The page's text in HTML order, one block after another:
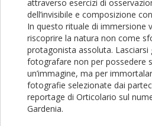
attraverso esercizi di
dell’invisibile e composizione
In questo rituale di immersione
riscoprire la natura non come
protagonista assoluta. Lasciarsi
fotografare non per possedere
un’immagine, ma per
fotografie selezionate dai
reportage di Orticolario sul
Gardenia.